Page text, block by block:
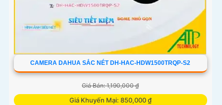
CAMERA DAHUA SẮC NÉT DH-HAC-HDW1500TRQP-S2
Giá Bán: 1,190,000 ₫
Giá Khuyến Mại: 850,000 ₫